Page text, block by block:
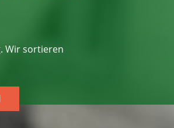
Wir sortieren